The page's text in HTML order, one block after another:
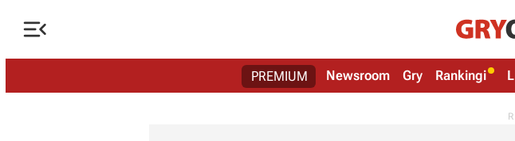

PREMIUM Newsroom Gry Rankingi